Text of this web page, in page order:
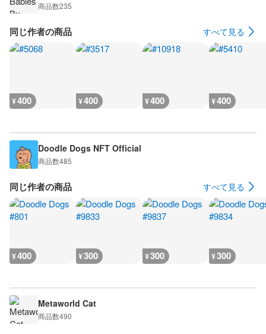
商品数235
同じ作者の商品 すべて見る
¥400 ¥400 ¥400 ¥400
Doodle Dogs NFT Official
商品数485
同じ作者の商品 すべて見る
¥400 ¥300 ¥300 ¥300
Metaworld Cat
商品数490